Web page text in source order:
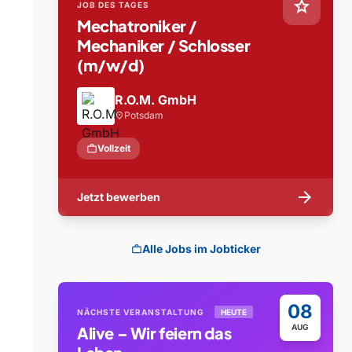
star
JOB DES TAGES
Mechatroniker /
Mechaniker / Schlosser
(m/w/d)
R.O.M. GmbH
location_on Potsdam
workVollzeit
Jetzt bewerben arrow_forward
workAlle Jobs im Jobticker
08
AUG
NÄCHSTE VERANSTALTUNG HEUTE
Alive – Wir feiern das